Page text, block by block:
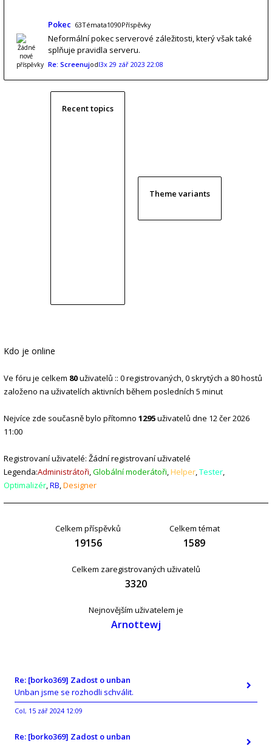
Pokec 63Témata1090Příspěvky
Neformální pokec serverové záležitosti, který však také
splňuje pravidla serveru.
Re: Screenujodl3x 29 zář 2023 22:08
Recent topics
Theme variants
Kdo je online
Ve fóru je celkem 80uživatelů :: 0 registrovaných, 0 skrytých a 80 hostů
založeno na uživatelích aktivních během posledních 5 minut
Nejvíce zde současně bylo přítomno 1295uživatelů dne 12 čer 2026
11:00
Registrovaní uživatelé: Žádní registrovaní uživatelé
Legenda:Administrátoři,Globální moderátoři,Helper,Tester,
Optimalizér,RB,Designer
Celkem příspěvků
19156
Celkem témat
1589
Celkem zaregistrovaných uživatelů
3320
Nejnovějším uživatelem je
Arnottewj
Re: [borko369] Zadost o unban
Unban jsme se rozhodli schválit.
Col, 15 zář 2024 12:09
Re: [borko369] Zadost o unban